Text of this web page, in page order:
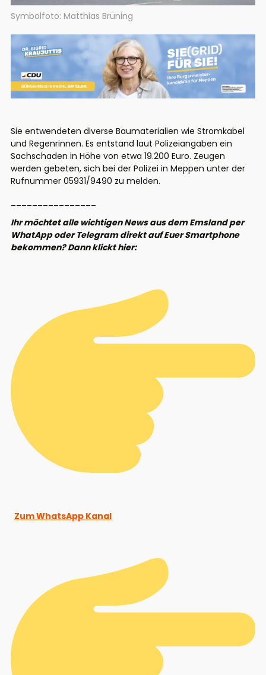
Symbolfoto: Matthias Brüning
Sie entwendeten diverse Baumaterialien wie Stromkabel
und Regenrinnen. Es entstand laut Polizeiangaben ein
Sachschaden in Höhe von etwa 19.200 Euro. Zeugen
werden gebeten, sich bei der Polizei in Meppen unter der
Rufnummer 05931/9490 zu melden.
Ihr möchtet alle wichtigen News aus dem Emsland per
WhatApp oder Telegram direkt auf Euer Smartphone
bekommen? Dann klickt hier:
Zum WhatsApp Kanal